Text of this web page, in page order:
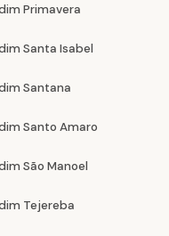
Primavera
Santa Isabel
Santana
Santo Amaro
São Manoel
Tejereba